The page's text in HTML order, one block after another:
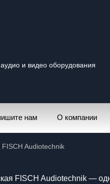
и видео оборудования
нам О компании
FISCH Audiotechnik
FISCH Audiotechnik —